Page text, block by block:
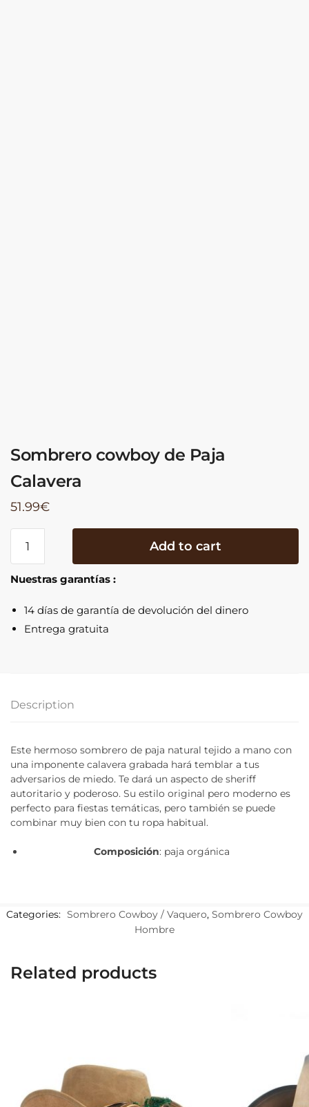
Sombrero cowboy de Paja
Calavera
51.99€
cowboy
Paja
Add to cart
Nuestras garantías :
14 días de garantía de devolución del dinero
Entrega gratuita
Description
Este hermoso sombrero de paja natural tejido a mano con
una imponente calavera grabada hará temblar a tus
adversarios de miedo. Te dará un aspecto de sheriff
autoritario y poderoso. Su estilo original pero moderno es
perfecto para fiestas temáticas, pero también se puede
combinar muy bien con tu ropa habitual.
Composición: paja orgánica
Categories: Sombrero Cowboy / Vaquero, Sombrero Cowboy
Hombre
Related products